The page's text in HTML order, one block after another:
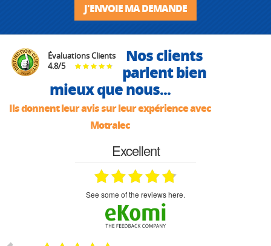
J'ENVOIE MA DEMANDE
Évaluations Clients
4.8/5
Nos clients
parlent bien
mieux que nous...
Ils donnent leur avis sur leur expérience avec
Motralec
Excellent
see some of the reviews here.